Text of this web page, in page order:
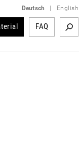
Deutsch English
FAQ